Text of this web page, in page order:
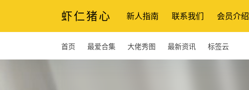
虾仁猪心 新人指南 联系我们 会员介绍
首页 最爱合集 大佬秀图 最新资讯 标签云